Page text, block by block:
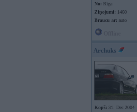
No: Rīga
Ziņojumi: 1460
Braucu ar: auto
Archuks
Kopš: 31. Dec 2004